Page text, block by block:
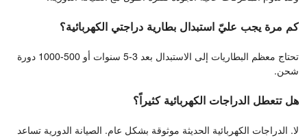
كم مرة يجب عليّ استبدال بطارية دراجتي الكهربائية؟
تحتاج معظم البطاريات إلى الاستبدال بعد 3-5 سنوات أو 500-1000 دورة
شحن.
هل تتعطل الدراجات الكهربائية كثيراً؟
لا. الدراجات الكهربائية الحديثة موثوقة بشكل عام. الصيانة الدورية تساعد